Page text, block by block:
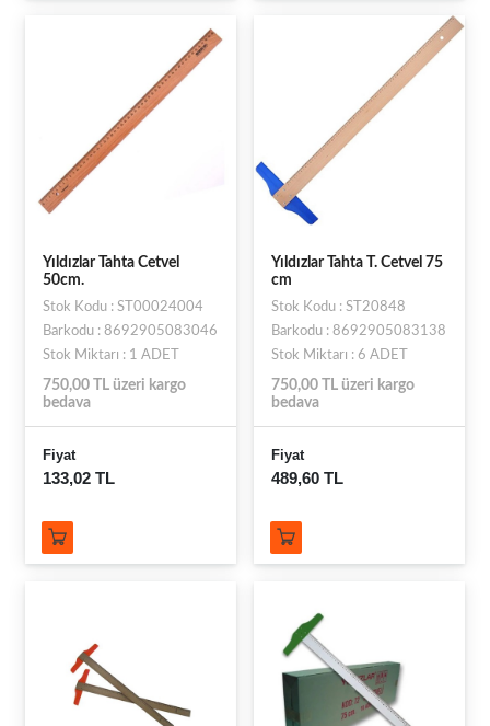
Yıldızlar Tahta Cetvel
50cm.
Stok Kodu : ST00024004
Barkodu : 8692905083046
Stok Miktarı : 1 ADET
750,00 TL üzeri kargo
bedava
Fiyat
133,02 TL
Yıldızlar Tahta T. Cetvel 75
cm
Stok Kodu : ST20848
Barkodu : 8692905083138
Stok Miktarı : 6 ADET
750,00 TL üzeri kargo
bedava
Fiyat
489,60 TL